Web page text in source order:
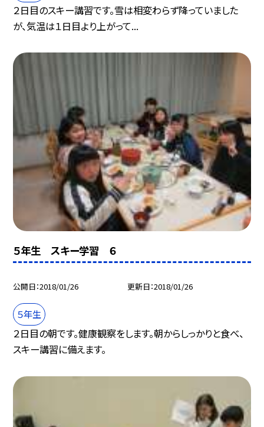
２日目のスキー講習です。雪は相変わらず降っていました
が、気温は１日目より上がって...
５年生 スキー学習 ６
公開日 2018/01/26 更新日 2018/01/26
５年生
２日目の朝です。健康観察をします。朝からしっかりと食べ、
スキー講習に備えます。